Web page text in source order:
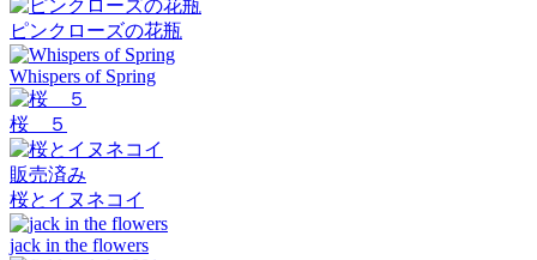
ピンクローズの花瓶
Whispers of Spring
桜 ５
販売済み
桜とイヌネコイ
jack in the flowers